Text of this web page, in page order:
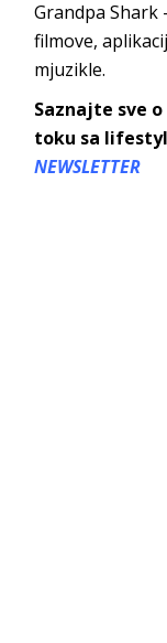
Grandpa Shark
filmove,
mjuzikle.
Saznajte sve
toku sa
NEWSLETTER